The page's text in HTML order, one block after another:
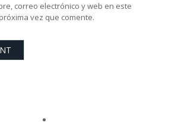
correo electrónico y web en este
vez que comente.